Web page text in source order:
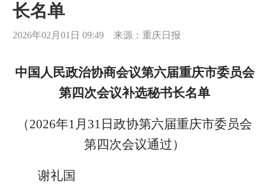
长名单
2026年02月01日 09:49 来源：重庆日报
中国人民政治协商会议第六届重庆市委员会
第四次会议补选秘书长名单
（2026年1月31日政协第六届重庆市委员会
第四次会议通过）
谢礼国